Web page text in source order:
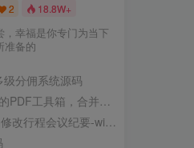
2 18.8W+
幸福是你专门为当下
准备的
分佣系统源码
、旋转、删除、PDF转图片、图片转PDF
程会议纪要-wisper版本